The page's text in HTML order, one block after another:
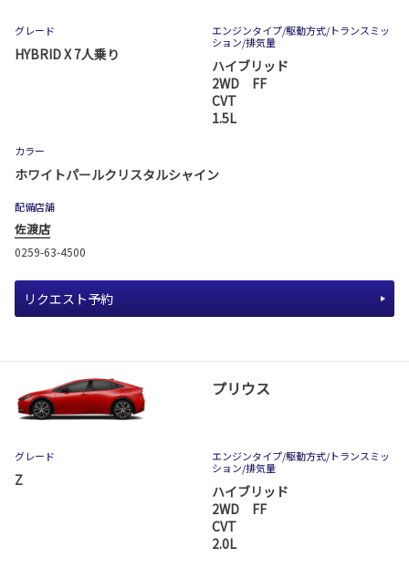
グレード
HYBRID X 7人乗り
エンジンタイプ/駆動方式/トランスミッ
ション/排気量
ハイブリッド
2WD FF
CVT
1.5L
カラー
ホワイトパールクリスタルシャイン
配備店舗
佐渡店
0259-63-4500
リクエスト予約
プリウス
グレード
Z
エンジンタイプ/駆動方式/トランスミッ
ション/排気量
ハイブリッド
2WD FF
CVT
2.0L